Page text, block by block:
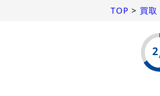
TOP > 買取